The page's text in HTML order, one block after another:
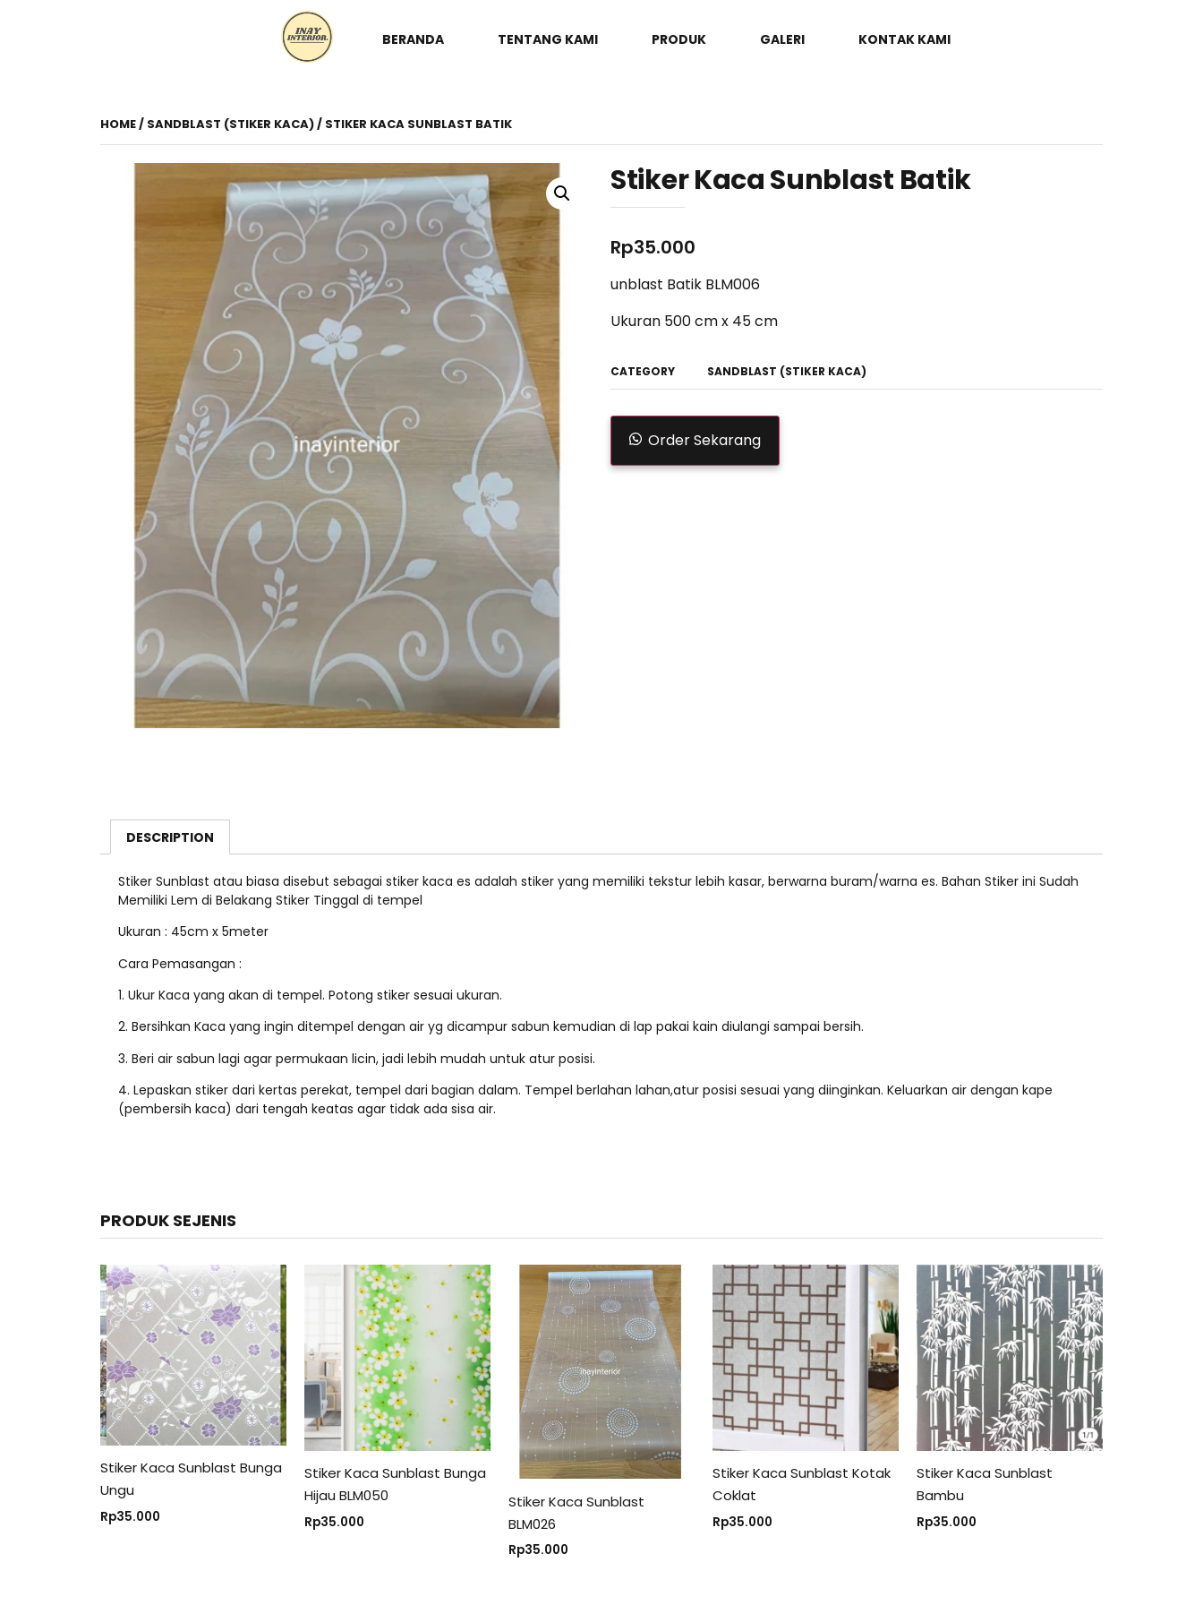
BERANDA TENTANG KAMI PRODUK GALERI KONTAK KAMI
HOME/ SANDBLAST (STIKER KACA)/ STIKER KACA SUNBLAST BATIK
Stiker Kaca Sunblast Batik
Rp35.000
unblast Batik BLM006
Ukuran 500 cm x 45 cm
CATEGORY SANDBLAST (STIKER KACA)
Order Sekarang
DESCRIPTION
Stiker Sunblast atau biasa disebut sebagai stiker kaca es adalah stiker yang memiliki tekstur lebih kasar, berwarna buram/warna es. Bahan Stiker ini Sudah
Memiliki Lem di Belakang Stiker Tinggal di tempel
Ukuran : 45cm x 5meter
Cara Pemasangan :
1. Ukur Kaca yang akan di tempel. Potong stiker sesuai ukuran.
2. Bersihkan Kaca yang ingin ditempel dengan air yg dicampur sabun kemudian di lap pakai kain diulangi sampai bersih.
3. Beri air sabun lagi agar permukaan licin, jadi lebih mudah untuk atur posisi.
4. Lepaskan stiker dari kertas perekat, tempel dari bagian dalam. Tempel berlahan lahan,atur posisi sesuai yang diinginkan. Keluarkan air dengan kape
(pembersih kaca) dari tengah keatas agar tidak ada sisa air.
PRODUK SEJENIS
Stiker Kaca Sunblast Bunga
Ungu
Rp35.000
Stiker Kaca Sunblast Bunga
Hijau BLM050
Rp35.000
Stiker Kaca Sunblast
BLM026
Rp35.000
Stiker Kaca Sunblast Kotak
Coklat
Rp35.000
Stiker Kaca Sunblast
Bambu
Rp35.000